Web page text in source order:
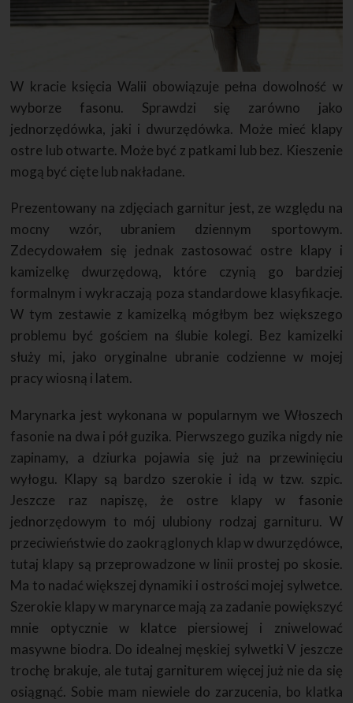
W kracie księcia Walii obowiązuje pełna dowolność w
wyborze fasonu. Sprawdzi się zarówno jako
jednorzędówka, jaki i dwurzędówka. Może mieć klapy
ostre lub otwarte. Może być z patkami lub bez. Kieszenie
mogą być cięte lub nakładane.
Prezentowany na zdjęciach garnitur jest, ze względu na
mocny wzór, ubraniem dziennym sportowym.
Zdecydowałem się jednak zastosować ostre klapy i
kamizelkę dwurzędową, które czynią go bardziej
formalnym i wykraczają poza standardowe klasyfikacje.
W tym zestawie z kamizelką mógłbym bez większego
problemu być gościem na ślubie kolegi. Bez kamizelki
służy mi, jako oryginalne ubranie codzienne w mojej
pracy wiosną i latem.
Marynarka jest wykonana w popularnym we Włoszech
fasonie na dwa i pół guzika. Pierwszego guzika nigdy nie
zapinamy, a dziurka pojawia się już na przewinięciu
wyłogu. Klapy są bardzo szerokie i idą w tzw. szpic.
Jeszcze raz napiszę, że ostre klapy w fasonie
jednorzędowym to mój ulubiony rodzaj garnituru. W
przeciwieństwie do zaokrąglonych klap w dwurzędówce,
tutaj klapy są przeprowadzone w linii prostej po skosie.
Ma to nadać większej dynamiki i ostrości mojej sylwetce.
Szerokie klapy w marynarce mają za zadanie powiększyć
mnie optycznie w klatce piersiowej i zniwelować
masywne biodra. Do idealnej męskiej sylwetki V jeszcze
trochę brakuje, ale tutaj garniturem więcej już nie da się
osiągnąć. Sobie mam niewiele do zarzucenia, bo klatka